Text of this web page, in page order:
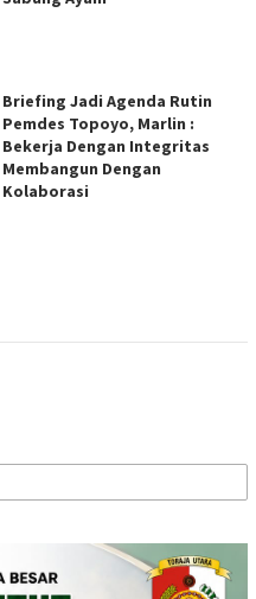
Briefing Jadi Agenda Rutin
Pemdes Topoyo, Marlin :
Bekerja Dengan Integritas
Membangun Dengan
Kolaborasi